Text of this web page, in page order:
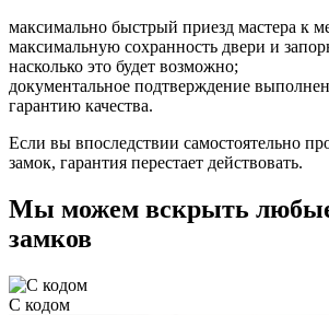
максимально быстрый приезд мастера к
максимальную сохранность двери и
насколько это будет возможно;
документальное подтверждение
гарантию качества.
Если вы впоследствии самостоятельно
замок, гарантия перестает действовать.
Мы можем вскрыть
замков
С кодом